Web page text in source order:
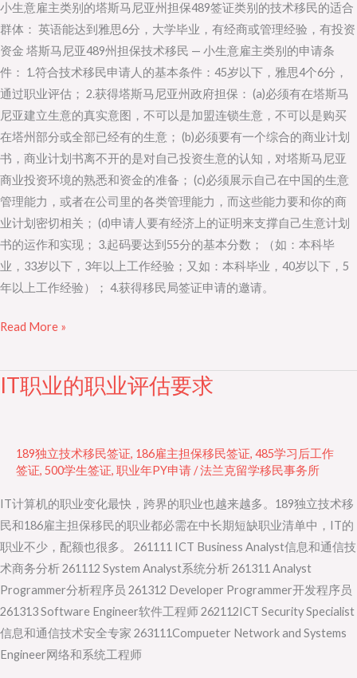
小生意雇主类别的塔斯马尼亚州担保489签证类别的技术移民的适合
群体： 英语能达到雅思6分，大学毕业，有经商或管理经验，有投资
资金 塔斯马尼亚489州担保技术移民 — 小生意雇主类别的申请条
件： 1.符合技术移民申请人的基本条件：45岁以下，雅思4个6分，
通过职业评估； 2.获得塔斯马尼亚州政府担保： (a)必须有在塔斯马
尼亚建立生意的真实意图，不可以是加盟连锁生意，不可以是购买
在塔州部分或全部已经有的生意； (b)必须要有一个综合的商业计划
书，商业计划书离不开的是对自己投资生意的认知，对塔斯马尼亚
商业投资环境的熟悉和资金的准备； (c)必须展示自己在中国的生意
管理能力，或者在公司里的各类管理能力，而这些能力要和你的商
业计划密切相关； (d)申请人要有经济上的证明来支撑自己生意计划
书的运作和实现； 3.起码要达到55分的基本分数；（如：本科毕
业，33岁以下，3年以上工作经验；又如：本科毕业，40岁以下，5
年以上工作经验）； 4.获得移民局签证申请的邀请。
别
的
塔
州
担
保
技
术
移
民
Read More »
IT职业的职业评估要求
189独立技术移民签证, 186雇主担保移民签证, 485学习后工作
签证, 500学生签证, 职业年PY申请/法兰克留学移民事务所
IT计算机的职业变化最快，跨界的职业也越来越多。189独立技术移
民和186雇主担保移民的职业都必需在中长期短缺职业清单中，IT的
职业不少，配额也很多。 261111 ICT Business Analyst信息和通信技
术商务分析 261112 System Analyst系统分析 261311 Analyst
Programmer分析程序员 261312 Developer Programmer开发程序员
261313 Software Engineer软件工程师 262112ICT Security Specialist
信息和通信技术安全专家 263111Compueter Network and Systems
Engineer网络和系统工程师
IT
评
估
要
求